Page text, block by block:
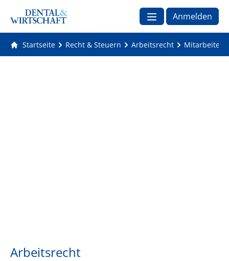
Anmelden
Startseite Recht & Steuern Arbeitsrecht
Arbeitsrecht